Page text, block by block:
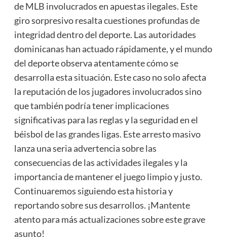
de MLB involucrados en apuestas ilegales. Este
giro sorpresivo resalta cuestiones profundas de
integridad dentro del deporte. Las autoridades
dominicanas han actuado rápidamente, y el mundo
del deporte observa atentamente cómo se
desarrolla esta situación. Este caso no solo afecta
la reputación de los jugadores involucrados sino
que también podría tener implicaciones
significativas para las reglas y la seguridad en el
béisbol de las grandes ligas. Este arresto masivo
lanza una seria advertencia sobre las
consecuencias de las actividades ilegales y la
importancia de mantener el juego limpio y justo.
Continuaremos siguiendo esta historia y
reportando sobre sus desarrollos. ¡Mantente
atento para más actualizaciones sobre este grave
asunto!